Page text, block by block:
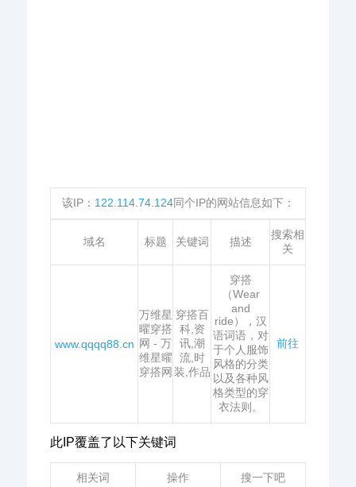
该IP： 122.114.74.124同个IP的网站信息如下：
域名 标题 关键词 描述
搜索相
关
www.qqqq88.cn
万维星
曜穿搭
网 - 万
维星曜
穿搭网
穿搭百
科,资
讯,潮
流,时
装,作品
穿搭
（Wear
and
ride），汉
语词语，对
于个人服饰
风格的分类
以及各种风
格类型的穿
衣法则。
前往
此IP覆盖了以下关键词
相关词 操作 搜一下吧